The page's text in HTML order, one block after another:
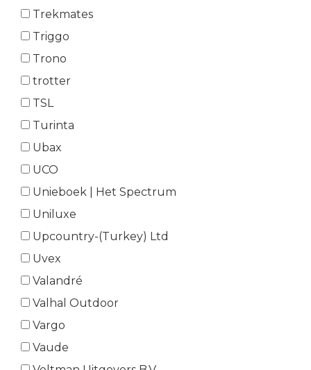
Trekmates
Triggo
Trono
trotter
TSL
Turinta
Ubax
UCO
Unieboek | Het Spectrum
Uniluxe
Upcountry-(Turkey) Ltd
Uvex
Valandré
Valhal Outdoor
Vargo
Vaude